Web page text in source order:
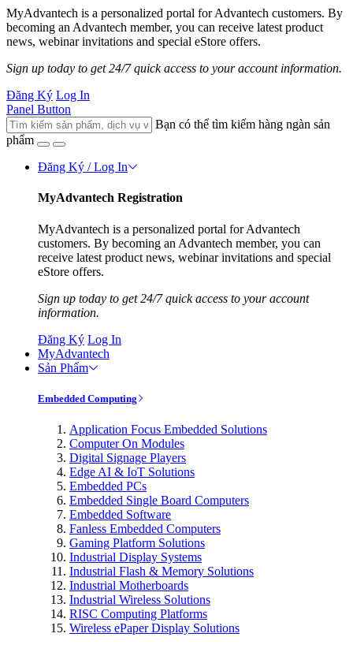
MyAdvantech is a personalized portal for Advantech customers. By
becoming an Advantech member, you can receive latest product
news, webinar invitations and special eStore offers.
Sign up today to get 24/7 quick access to your account information.
Đăng Ký Log In
Panel Button
Bạn có thể tìm kiếm hàng ngàn sản
phẩm
Đăng Ký / Log In
MyAdvantech Registration
MyAdvantech is a personalized portal for Advantech
customers. By becoming an Advantech member, you can
receive latest product news, webinar invitations and special
eStore offers.
Sign up today to get 24/7 quick access to your account
information.
Đăng Ký Log In
MyAdvantech
Sản Phẩm
Embedded Computing
Application Focus Embedded Solutions
Computer On Modules
Digital Signage Players
Edge AI & IoT Solutions
Embedded PCs
Embedded Single Board Computers
Embedded Software
Fanless Embedded Computers
Gaming Platform Solutions
Industrial Display Systems
Industrial Flash & Memory Solutions
Industrial Motherboards
Industrial Wireless Solutions
RISC Computing Platforms
Wireless ePaper Display Solutions